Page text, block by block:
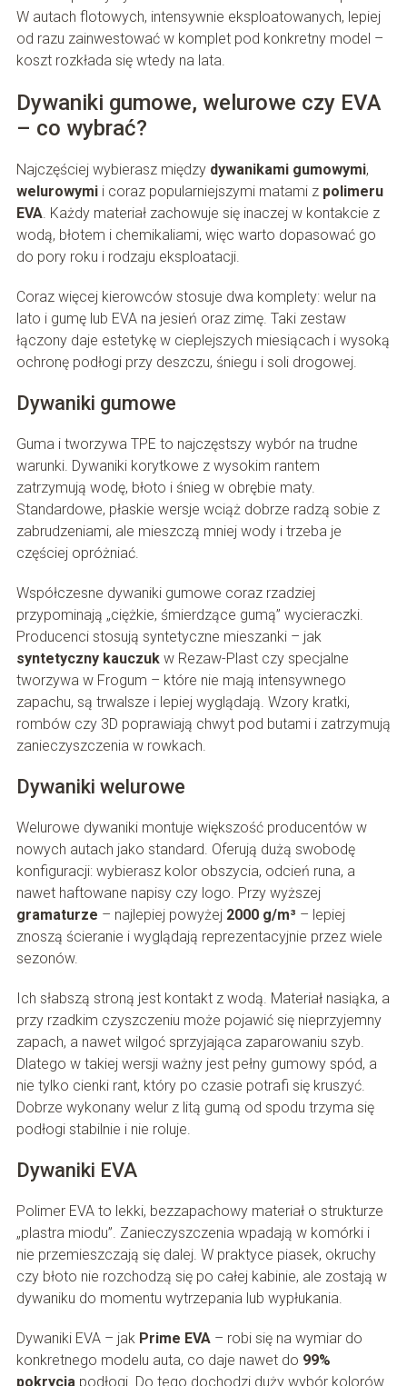
W autach flotowych, intensywnie eksploatowanych, lepiej
od razu zainwestować w komplet pod konkretny model –
koszt rozkłada się wtedy na lata.
Dywaniki gumowe, welurowe czy EVA
– co wybrać?
Najczęściej wybierasz między dywanikami gumowymi,
welurowymii coraz popularniejszymi matami z polimeru
EVA. Każdy materiał zachowuje się inaczej w kontakcie z
wodą, błotem i chemikaliami, więc warto dopasować go
do pory roku i rodzaju eksploatacji.
Coraz więcej kierowców stosuje dwa komplety: welur na
lato i gumę lub EVA na jesień oraz zimę. Taki zestaw
łączony daje estetykę w cieplejszych miesiącach i wysoką
ochronę podłogi przy deszczu, śniegu i soli drogowej.
Dywaniki gumowe
Guma i tworzywa TPE to najczęstszy wybór na trudne
warunki. Dywaniki korytkowe z wysokim rantem
zatrzymują wodę, błoto i śnieg w obrębie maty.
Standardowe, płaskie wersje wciąż dobrze radzą sobie z
zabrudzeniami, ale mieszczą mniej wody i trzeba je
częściej opróżniać.
Współczesne dywaniki gumowe coraz rzadziej
przypominają „ciężkie, śmierdzące gumą” wycieraczki.
Producenci stosują syntetyczne mieszanki – jak
syntetyczny kauczukw Rezaw-Plast czy specjalne
tworzywa w Frogum – które nie mają intensywnego
zapachu, są trwalsze i lepiej wyglądają. Wzory kratki,
rombów czy 3D poprawiają chwyt pod butami i zatrzymują
zanieczyszczenia w rowkach.
Dywaniki welurowe
Welurowe dywaniki montuje większość producentów w
nowych autach jako standard. Oferują dużą swobodę
konfiguracji: wybierasz kolor obszycia, odcień runa, a
nawet haftowane napisy czy logo. Przy wyższej
gramaturze – najlepiej powyżej 2000 g/m³ – lepiej
znoszą ścieranie i wyglądają reprezentacyjnie przez wiele
sezonów.
Ich słabszą stroną jest kontakt z wodą. Materiał nasiąka, a
przy rzadkim czyszczeniu może pojawić się nieprzyjemny
zapach, a nawet wilgoć sprzyjająca zaparowaniu szyb.
Dlatego w takiej wersji ważny jest pełny gumowy spód, a
nie tylko cienki rant, który po czasie potrafi się kruszyć.
Dobrze wykonany welur z litą gumą od spodu trzyma się
podłogi stabilnie i nie roluje.
Dywaniki EVA
Polimer EVA to lekki, bezzapachowy materiał o strukturze
„plastra miodu”. Zanieczyszczenia wpadają w komórki i
nie przemieszczają się dalej. W praktyce piasek, okruchy
czy błoto nie rozchodzą się po całej kabinie, ale zostają w
dywaniku do momentu wytrzepania lub wypłukania.
Dywaniki EVA – jak Prime EVA– robi się na wymiar do
konkretnego modelu auta, co daje nawet do 99%
pokrycia podłogi. Do tego dochodzi duży wybór kolorów